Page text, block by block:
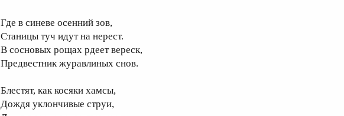
Где в синеве осенний зов,
Станицы туч идут на нерест.
В сосновых рощах рдеет вереск,
Предвестник журавлиных снов.
Блестят, как косяки хамсы,
Дождя уклончивые струи,